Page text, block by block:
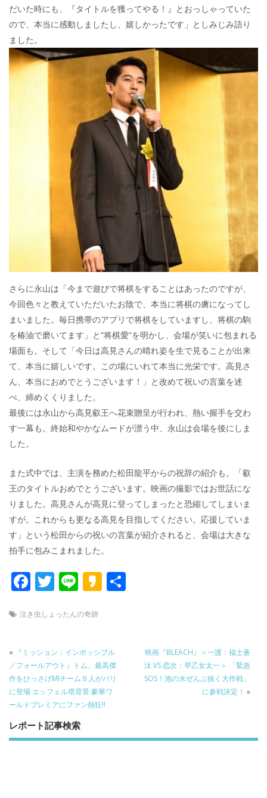
だいた時にも、『タイトルを獲ってやる！』とおっしゃっていた
ので、本当に感動しましたし、嬉しかったです」としみじみ語り
ました。
さらに永山は「今まで遊びで将棋をすることはあったのですが、
今回色々と教えていただいたお陰で、本当に将棋の虜になってし
まいました。毎日携帯のアプリで将棋をしていますし、将棋の駒
を椿油で磨いてます」と“将棋愛”を明かし、会場が笑いに包まれる
場面も。そして「今日は高見さんの晴れ姿を生で見ることが出来
て、本当に嬉しいです。この場にいれて本当に光栄です。高見さ
ん、本当におめでとうございます！」と改めて祝いの言葉を述
べ、締めくくりました。
最後には永山から高見叡王へ花束贈呈が行われ、熱い握手を交わ
す一幕も。終始和やかなムードが漂う中、永山は会場を後にしま
した。
また式中では、主演を務めた松田龍平からの祝辞の紹介も。「叡
王のタイトルおめでとうございます。映画の撮影ではお世話にな
りました。高見さんが高見に登ってしまったと恐縮してしまいま
すが。これからも更なる高見を目指してください。応援していま
す」という松田からの祝いの言葉が紹介されると、会場は大きな
拍手に包みこまれました。
F
e
o
o
k
T
itt
Li
e
K
o
泣き虫しょったんの奇跡
«
『ミッション：インポッシブル
／フォールアウト』トム、最高傑
作をひっさげMIチーム９人がパリ
に登場 エッフェル塔背景 豪華ワ
ールドプレミアにファン熱狂!!
映画『BLEACH』＜一護：福士蒼
汰 VS 恋次：早乙女太一＞ 「緊急
SOS！池の水ぜんぶ抜く大作戦」
に参戦決定！ »
レポート記事検索